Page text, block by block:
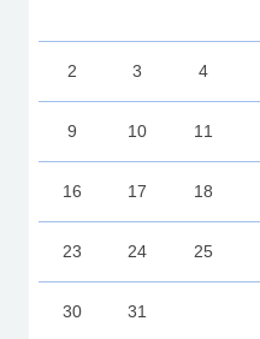
2 3 4
9 10 11
16 17 18
23 24 25
30 31